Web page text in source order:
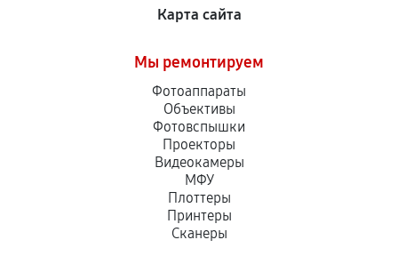
Карта сайта
Мы ремонтируем
Фотоаппараты
Объективы
Фотовспышки
Проекторы
Видеокамеры
МФУ
Плоттеры
Принтеры
Сканеры